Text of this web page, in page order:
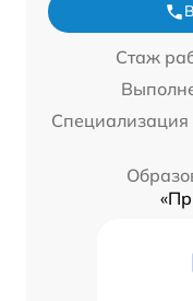
Стаж
Специализация